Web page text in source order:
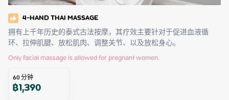
4-HAND THAI MASSAGE
拥有上千年历史的泰式古法按摩，其疗效主要针对于促进血液循
环、拉伸肌腱、放松肌肉、调整关节、以及放松身心。
Only facial massage is allowed for pregnant women.
60分钟
฿1,390